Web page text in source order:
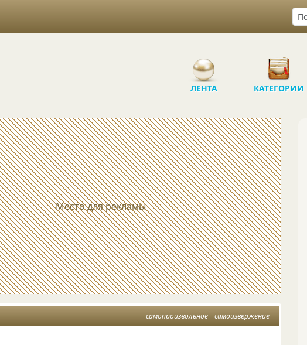
ЛЕНТА КАТЕГОРИИ
Место для рекламы
самопроизвольное самоизвержение